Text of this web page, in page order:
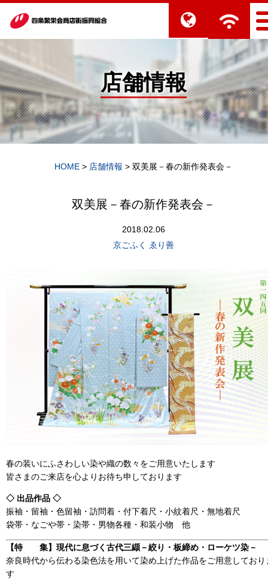
店舗情報
HOME > 店舗情報 > 双美展－春の新作発表会－
双美展－春の新作発表会－
2018.02.06
京ごふく ゑり善
春の装いにふさわしい染や織の数々をご用意いたします
皆さまのご来店を心よりお待ち申しております
◇ 出品作品 ◇
振袖・留袖・色留袖・訪問着・付下着尺・小紋着尺・無地着尺
袋帯・なごや帯・染帯・男物各種・和装小物 他
【特 集】現代に息づく古代三纈－絞り・板締め・ローケツ染－
奈良時代から伝わる染色法を用いて染め上げた作品をご用意しており
す